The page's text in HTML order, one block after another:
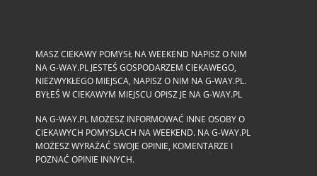
MASZ CIEKAWY POMYSŁ NA WEEKEND NAPISZ O NIM
NA G-WAY.PL JESTEŚ GOSPODARZEM CIEKAWEGO,
NIEZWYKŁEGO MIEJSCA, NAPISZ O NIM NA G-WAY.PL.
BYŁEŚ W CIEKAWYM MIEJSCU OPISZ JE NA G-WAY.PL
NA G-WAY.PL MOŻESZ INFORMOWAĆ INNE OSOBY O
CIEKAWYCH POMYSŁACH NA WEEKEND. NA G-WAY.PL
MOŻESZ WYRAŻAĆ SWOJE OPINIE, KOMENTARZE I
POZNAĆ OPINIE INNYCH.